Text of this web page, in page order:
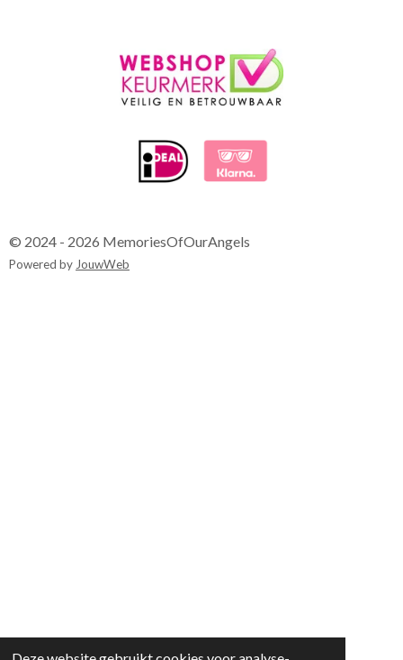
© 2024 - 2026 MemoriesOfOurAngels
Powered byJouwWeb